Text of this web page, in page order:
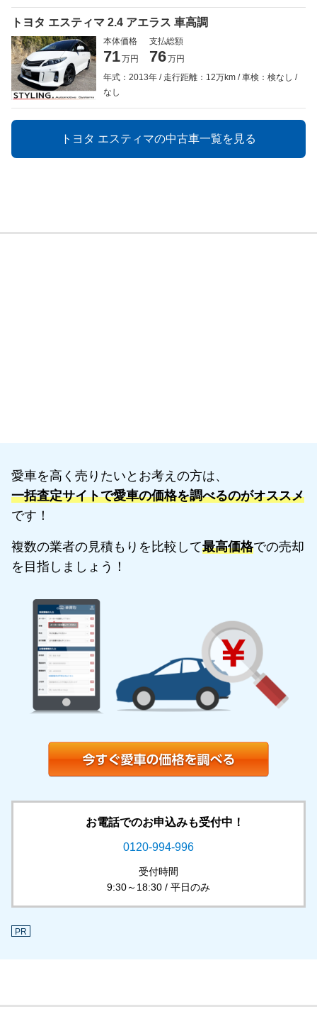
トヨタ エスティマ 2.4 アエラス 車高調
本体価格
71万円
支払総額
76万円
年式：2013年
走行距離：12万km
車検：検なし
なし
トヨタ エスティマの中古車一覧を見る
愛車を高く売りたいとお考えの方は、
一括査定サイトで愛車の価格を調べるのがオススメ
です！
複数の業者の見積もりを比較して最高価格での売却
を目指しましょう！
お電話でのお申込みも受付中！
0120-994-996
受付時間
9:30～18:30 / 平日のみ
PR